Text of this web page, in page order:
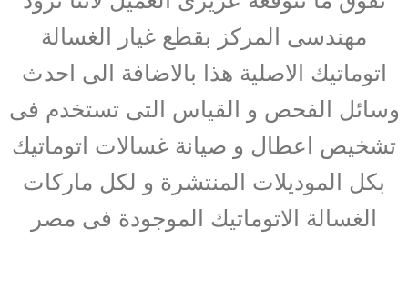
مهندسى المركز بقطع غيار الغسالة
اتوماتيك الاصلية هذا بالاضافة الى احدث
وسائل الفحص و القياس التى تستخدم فى
تشخيص اعطال و صيانة غسالات اتوماتيك
بكل الموديلات المنتشرة و لكل ماركات
الغسالة الاتوماتيك الموجودة فى مصر